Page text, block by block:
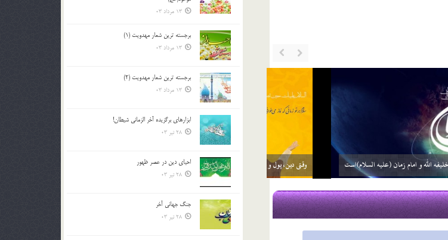
مشخصات عصر ظهور در نهج البلاغه
22 شهریور 03
13 مرداد 03
برجسته ترين شعار مهدويت (1)
13 مرداد 03
برجسته ترين شعار مهدويت (2)
13 مرداد 03
ابزارهاي برگزيده آخر الزماني شيطان!
28 تیر 03
احياي دين در عصر ظهور
28 تیر 03
جنگ جهاني آخر
28 تیر 03